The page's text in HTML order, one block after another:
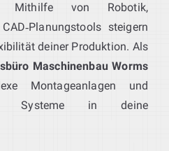
Mithilfe von Robotik,
steigern
deiner Produktion. Als
Maschinenbau Worms
Montageanlagen und
Systeme in deine